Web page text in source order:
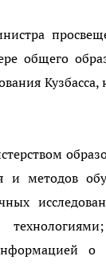
общего
и методов
о